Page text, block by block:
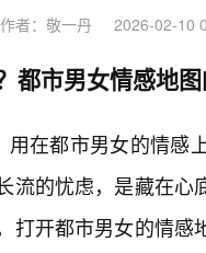
作者：敬一丹 2026-02-10
都市男女情感地
用在都市男女的情
流的忧虑，是藏在
打开都市男女的情